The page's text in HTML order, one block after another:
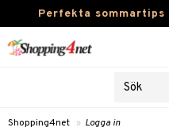
Perfekta sommartips
Kontaktlinser
Shopping4net » Logga in